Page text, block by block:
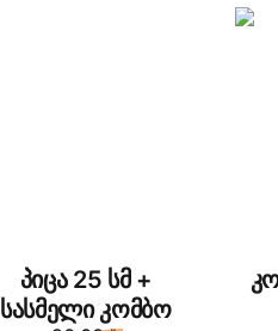
პიცა 25 სმ +
სასმელი კომბო